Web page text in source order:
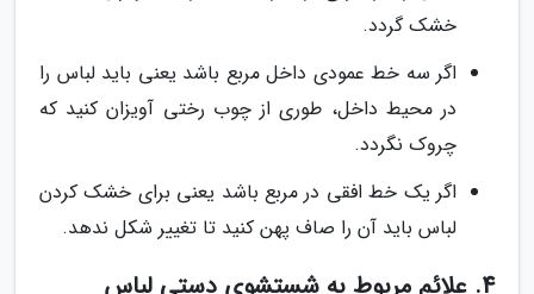
خشک گردد.
اگر سه خط عمودی داخل مربع باشد یعنی باید لباس را
در محیط داخل، طوری از چوب رختی آویزان کنید که
چروک نگردد.
اگر یک خط افقی در مربع باشد یعنی برای خشک کردن
لباس باید آن را صاف پهن کنید تا تغییر شکل ندهد.
4. علائم مربوط به شستشوی دستی لباس